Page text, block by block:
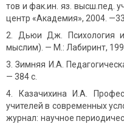
тов и фак.ин. яз. высш.пед.
центр «Академия», 2004.
Дьюи Дж. Психология
мыслим). — М.: Лабиринт,
Зимняя И.А.
— 384 с.
Казачихина И.А.
учителей в современных
журнал: научное